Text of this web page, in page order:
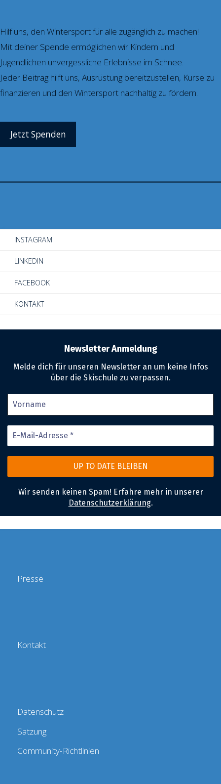
Hilf uns, den Wintersport für alle zugänglich zu machen!
Mit deiner Spende ermöglichen wir Kindern und
Jugendlichen unvergessliche Erlebnisse im Schnee.
Jeder Beitrag hilft uns, Ausrüstung bereitzustellen, Kurse zu
finanzieren und den Wintersport nachhaltig zu fördern.
Jetzt Spenden
INSTAGRAM
LINKEDIN
FACEBOOK
KONTAKT
Newsletter Anmeldung
Melde dich für unseren Newsletter an um keine Infos
über die Skischule zu verpassen.
Wir senden keinen Spam! Erfahre mehr in unserer
Datenschutzerklärung.
Presse
Kontakt
Datenschutz
Satzung
Community-Richtlinien